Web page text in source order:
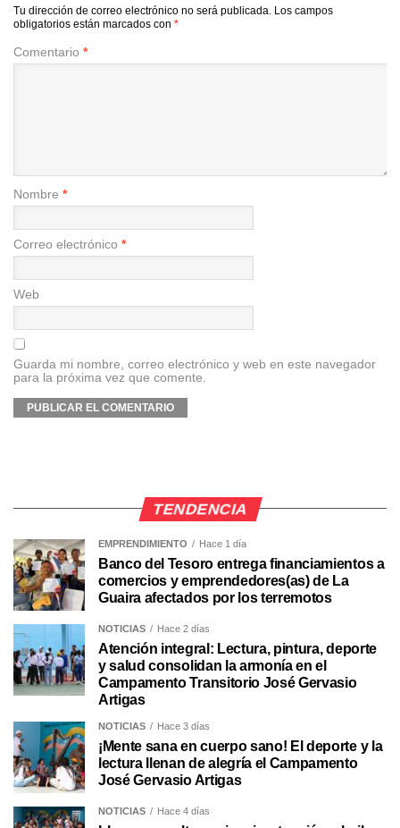
Tu dirección de correo electrónico no será publicada. Los campos
obligatorios están marcados con *
Comentario *
Nombre *
Correo electrónico *
Web
Guarda mi nombre, correo electrónico y web en este navegador
para la próxima vez que comente.
TENDENCIA
EMPRENDIMIENTO Hace 1 día
Banco del Tesoro entrega financiamientos a
comercios y emprendedores(as) de La
Guaira afectados por los terremotos
NOTICIAS Hace 2 días
Atención integral: Lectura, pintura, deporte
y salud consolidan la armonía en el
Campamento Transitorio José Gervasio
Artigas
NOTICIAS Hace 3 días
¡Mente sana en cuerpo sano! El deporte y la
lectura llenan de alegría el Campamento
José Gervasio Artigas
NOTICIAS Hace 4 días